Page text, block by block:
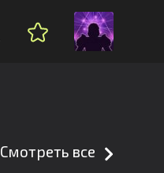
Смотреть все